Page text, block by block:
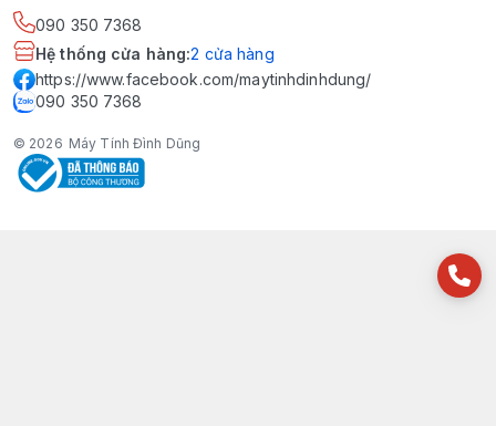
090 350 7368
Hệ thống cửa hàng:2 cửa hàng
https://www.facebook.com/maytinhdinhdung/
090 350 7368
© 2026 Máy Tính Đình Dũng